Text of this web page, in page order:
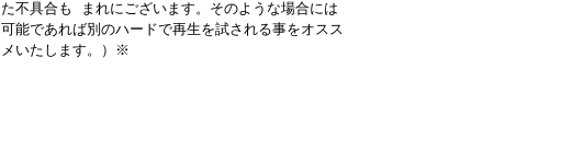
た不具合も まれにございます。そのような場合には
可能であれば別のハードで再生を試される事をオスス
メいたします。）※